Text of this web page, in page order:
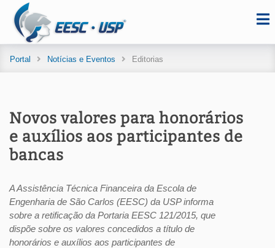
Portal Notícias e Eventos Editorias
Novos valores para honorários
e auxílios aos participantes de
bancas
A Assistência Técnica Financeira da Escola de
Engenharia de São Carlos (EESC) da USP informa
sobre a retificação da Portaria EESC 121/2015, que
dispõe sobre os valores concedidos a título de
honorários e auxílios aos participantes de